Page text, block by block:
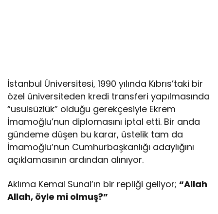
İstanbul Üniversitesi, 1990 yılında Kıbrıs’taki bir
özel üniversiteden kredi transferi yapılmasında
“usulsüzlük” olduğu gerekçesiyle Ekrem
İmamoğlu’nun diplomasını iptal etti. Bir anda
gündeme düşen bu karar, üstelik tam da
İmamoğlu’nun Cumhurbaşkanlığı adaylığını
açıklamasının ardından alınıyor.
Aklıma Kemal Sunal’ın bir repliği geliyor;“Allah
Allah, öyle mi olmuş?”